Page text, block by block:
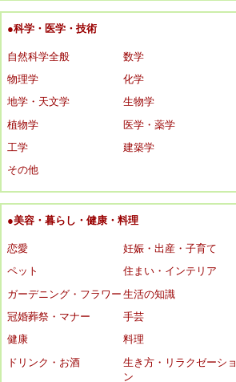
●科学・医学・技術
自然科学全般
数学
物理学
化学
地学・天文学
生物学
植物学
医学・薬学
工学
建築学
その他
●美容・暮らし・健康・料理
恋愛
妊娠・出産・子育て
ペット
住まい・インテリア
ガーデニング・フラワー 生活の知識
冠婚葬祭・マナー
手芸
健康
料理
ドリンク・お酒
生き方・リラクゼーショ
ン